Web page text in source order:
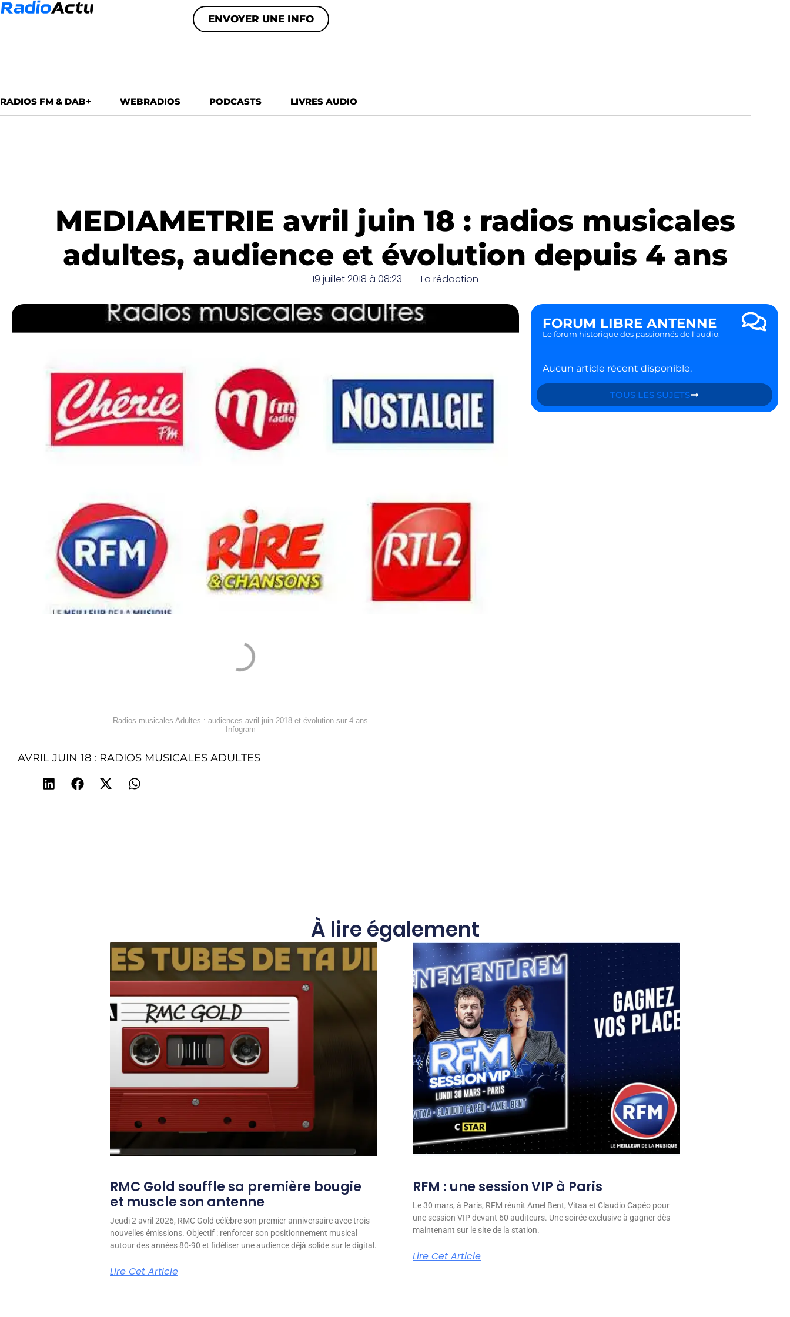
ENVOYER UNE INFO
RADIOS FM & DAB+ WEBRADIOS PODCASTS LIVRES AUDIO
MEDIAMETRIE avril juin 18 : radios musicales
adultes, audience et évolution depuis 4 ans
19 juillet 2018 à 08:23 La rédaction
Radios musicales Adultes : audiences avril-juin 2018 et évolution sur 4 ans
Infogram
AVRIL JUIN 18 : RADIOS MUSICALES ADULTES
FORUM LIBRE ANTENNE
Le forum historique des passionnés de l'audio.
Aucun article récent disponible.
TOUS LES SUJETS
À lire également
RMC Gold souffle sa première bougie
et muscle son antenne
Jeudi 2 avril 2026, RMC Gold célèbre son premier anniversaire avec trois
nouvelles émissions. Objectif : renforcer son positionnement musical
autour des années 80-90 et fidéliser une audience déjà solide sur le digital.
Lire Cet Article
RFM : une session VIP à Paris
Le 30 mars, à Paris, RFM réunit Amel Bent, Vitaa et Claudio Capéo pour
une session VIP devant 60 auditeurs. Une soirée exclusive à gagner dès
maintenant sur le site de la station.
Lire Cet Article